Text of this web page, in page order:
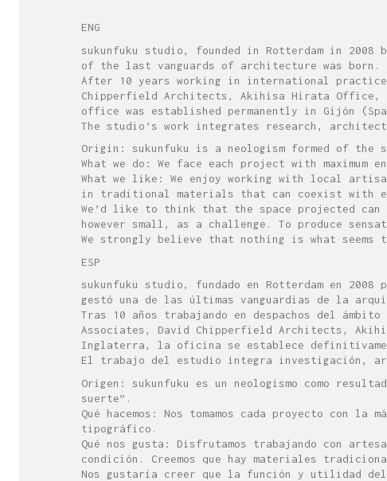
ENG
sukunfuku studio, founded in Rotterdam in
of the last vanguards of architecture was born.
After 10 years working in international
Chipperfield Architects, Akihisa Hirata Office,
office was established permanently in Gijón
The studio’s work integrates research,
Origin: sukunfuku is a neologism formed of the
What we do: We face each project with maximum
What we like: We enjoy working with local
in traditional materials that can coexist with
We’d like to think that the space projected can
however small, as a challenge. To produce
We strongly believe that nothing is what seems
ESP
sukunfuku studio, fundado en Rotterdam en
gestó una de las últimas vanguardias de la
Tras 10 años trabajando en despachos del
Associates, David Chipperfield Architects,
Inglaterra, la oficina se establece
El trabajo del estudio integra investigación,
Origen: sukunfuku es un neologismo como
suerte”.
Qué hacemos: Nos tomamos cada proyecto con
tipográfico.
Qué nos gusta: Disfrutamos trabajando con
condición. Creemos que hay materiales
Nos gustaría creer que la función y utilidad del